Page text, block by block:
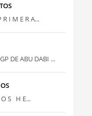
R I M E R A...
DE ABU DABI ...
O S H E...